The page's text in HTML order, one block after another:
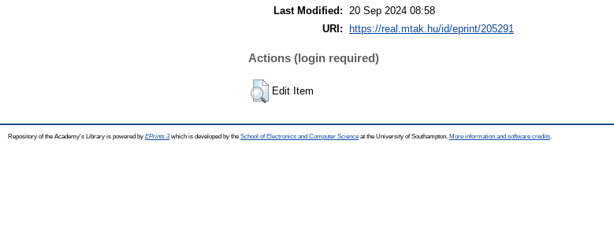
Last Modified: 20 Sep 2024 08:58
URI:
https://real.mtak.hu/id/eprint/205291
Actions (login required)
Edit Item
Repository of the Academy's Library is powered by EPrints 3which is developed by the School of Electronics and Computer Science at the University of Southampton. More information and software credits